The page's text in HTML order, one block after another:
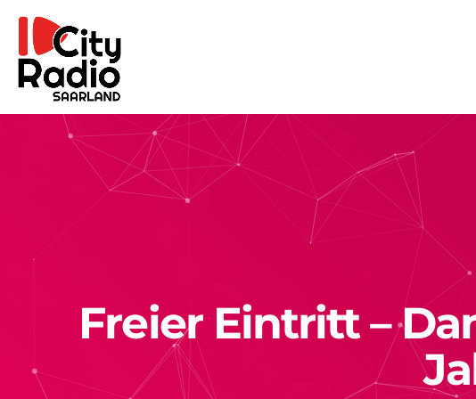
Freier Eintritt –